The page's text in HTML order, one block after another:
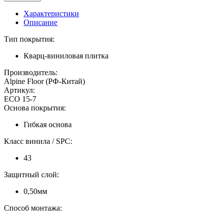
Характеристики
Описание
Тип покрытия:
Кварц-виниловая плитка
Производитель:
Alpine Floor (РФ-Китай)
Артикул:
ECO 15-7
Основа покрытия:
Гибкая основа
Класс винила / SPC:
43
Защитный слой:
0,50мм
Способ монтажа: